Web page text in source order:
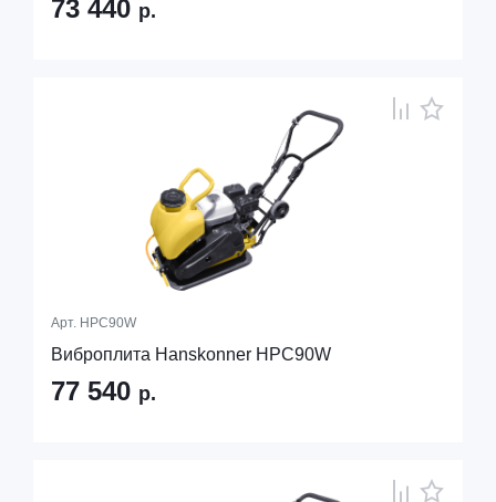
73 440 р.
Арт. HPC90W
Виброплита Hanskonner HPC90W
77 540 р.